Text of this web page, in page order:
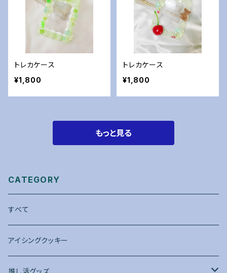
トレカケース
¥1,800
トレカケース
¥1,800
もっと見る
CATEGORY
すべて
アイシングクッキー
推し活グッズ